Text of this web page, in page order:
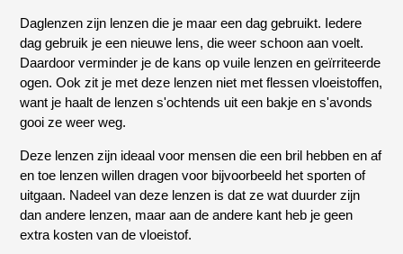
Daglenzen zijn lenzen die je maar een dag gebruikt. Iedere
dag gebruik je een nieuwe lens, die weer schoon aan voelt.
Daardoor verminder je de kans op vuile lenzen en geïrriteerde
ogen. Ook zit je met deze lenzen niet met flessen vloeistoffen,
want je haalt de lenzen s'ochtends uit een bakje en s'avonds
gooi ze weer weg.
Deze lenzen zijn ideaal voor mensen die een bril hebben en af
en toe lenzen willen dragen voor bijvoorbeeld het sporten of
uitgaan. Nadeel van deze lenzen is dat ze wat duurder zijn
dan andere lenzen, maar aan de andere kant heb je geen
extra kosten van de vloeistof.